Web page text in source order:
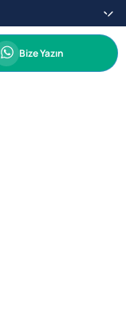
Whatsapp
Bize Yazın